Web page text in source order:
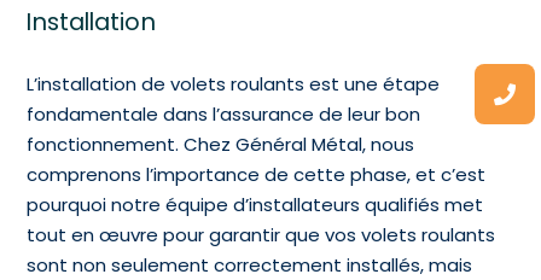
Installation
L’installation de volets roulants est une étape
fondamentale dans l’assurance de leur bon
fonctionnement. Chez Général Métal, nous
comprenons l’importance de cette phase, et c’est
pourquoi notre équipe d’installateurs qualifiés met
tout en œuvre pour garantir que vos volets roulants
sont non seulement correctement installés, mais